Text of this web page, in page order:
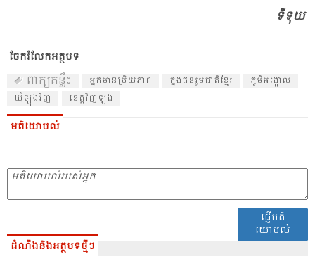
ទីទុយ
ចែករំលែកអត្ថបទ
ពាក្យគន្លឹះ អ្នក​មាន​ប្រិយ​ភាព​ ក្នុង​ជន​រួម​ជាតិ​ខ្មែរ
ភូមិ​អង្កោល
ឃុំ​ឡុង​វិញ
ខេត្ត​វិញឡុង
មតិយោបល់
ផ្ញើមតិ
យោបល់
ដំណឹងនិងអត្ថបទថ្មីៗ